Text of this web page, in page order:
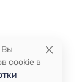
Вы
cookie в